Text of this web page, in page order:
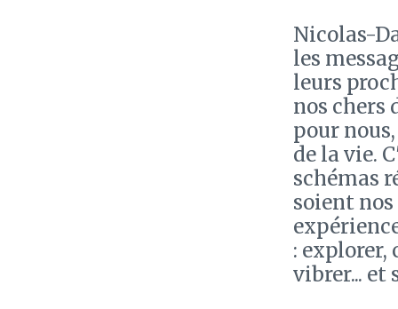
Nicolas-
les
leurs
nos chers
pour
de la vie.
schémas
soient nos
: explorer,
vibrer... et